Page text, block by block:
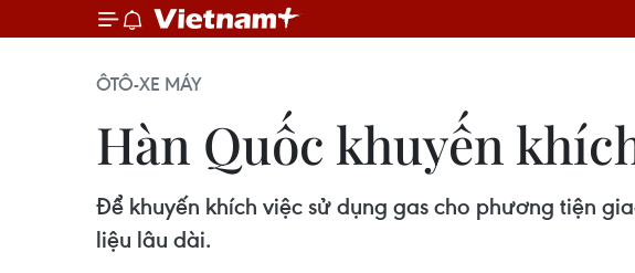
ÔTÔ-XE MÁY
Hàn Quốc khuyến
Để khuyến khích việc sử dụng gas cho phương tiện
liệu lâu dài.